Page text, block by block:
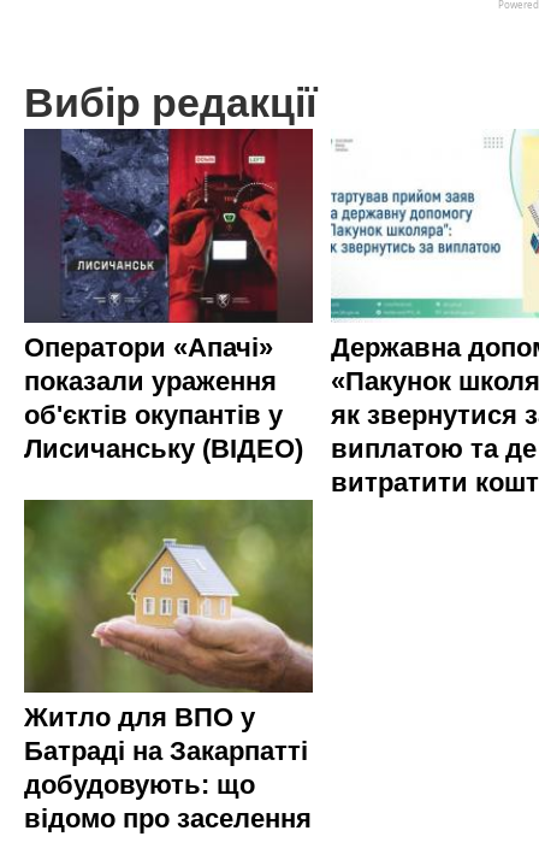
Вибір редакції
Оператори «Апачі»
показали ураження
об'єктів окупантів у
Лисичанську (ВІДЕО)
Державна
«Пакунок
як звернутися
виплатою та де
витратити
Житло для ВПО у
Батраді на Закарпатті
добудовують: що
відомо про заселення